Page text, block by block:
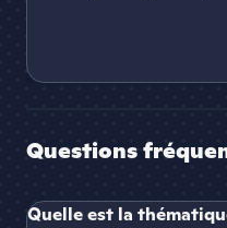
Questions
Quelle est la